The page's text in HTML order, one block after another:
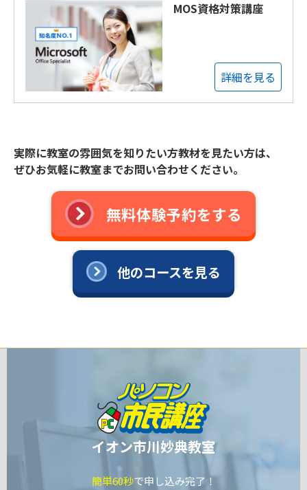
MOS資格対策講座
詳細を見る
実際に教室の雰囲気を知りたい方教材を見たい方は、
ぜひお気軽に教室までお問い合わせください。
無料体験予約をする
他のコースを見る
イオン市川妙典教室
簡単60秒で申し込み完了！